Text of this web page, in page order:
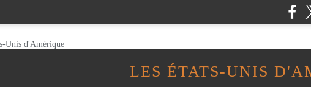
LES ÉTATS-UNIS